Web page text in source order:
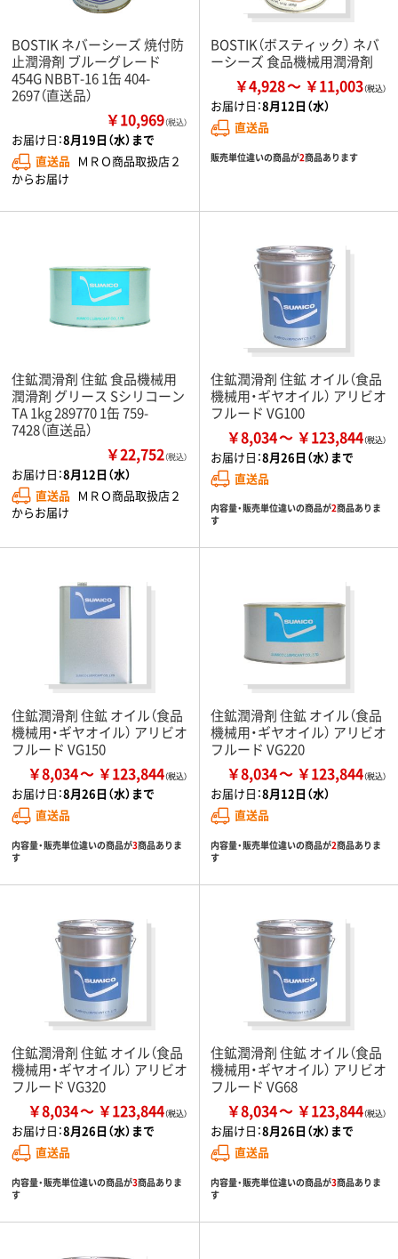
BOSTIK ネバーシーズ 焼付防
止潤滑剤 ブルーグレード
454G NBBT-16 1缶 404-
2697（直送品）
￥10,969（税込）
お届け日：8月19日（水）まで
直送品 ＭＲＯ商品取扱店２
からお届け
BOSTIK（ボスティック） ネバ
ーシーズ 食品機械用潤滑剤
￥4,928 ￥11,003
お届け日：8月12日（水）
直送品
販売単位違いの商品が2商品あります
住鉱潤滑剤 住鉱 食品機械用
潤滑剤 グリース Sシリコーン
TA 1kg 289770 1缶 759-
7428（直送品）
￥22,752（税込）
お届け日：8月12日（水）
直送品 ＭＲＯ商品取扱店２
からお届け
住鉱潤滑剤 住鉱 オイル（食品
機械用・ギヤオイル） アリビオ
フルード VG100
￥8,034 ￥123,844
お届け日：8月26日（水）まで
直送品
内容量・販売単位違いの商品が2商品ありま
す
住鉱潤滑剤 住鉱 オイル（食品
機械用・ギヤオイル） アリビオ
フルード VG150
￥8,034 ￥123,844
お届け日：8月26日（水）まで
直送品
内容量・販売単位違いの商品が3商品ありま
す
住鉱潤滑剤 住鉱 オイル（食品
機械用・ギヤオイル） アリビオ
フルード VG220
￥8,034 ￥123,844
お届け日：8月12日（水）
直送品
内容量・販売単位違いの商品が2商品ありま
す
住鉱潤滑剤 住鉱 オイル（食品
機械用・ギヤオイル） アリビオ
フルード VG320
￥8,034 ￥123,844
お届け日：8月26日（水）まで
直送品
内容量・販売単位違いの商品が3商品ありま
す
住鉱潤滑剤 住鉱 オイル（食品
機械用・ギヤオイル） アリビオ
フルード VG68
￥8,034 ￥123,844
お届け日：8月26日（水）まで
直送品
内容量・販売単位違いの商品が3商品ありま
す